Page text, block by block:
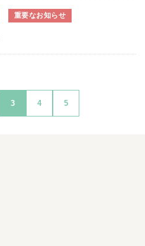
重要なお知らせ
3 4 5